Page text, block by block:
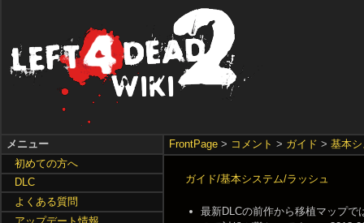
FrontPage > コメント > ガイド >基本
ガイド/基本システム/ラッシュ
最新DLCの前作から移植マップ
メニュー
初めての方へ
DLC
よくある質問